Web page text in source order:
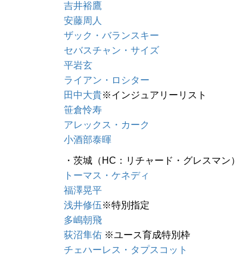
吉井裕鷹
安藤周人
ザック・バランスキー
セバスチャン・サイズ
平岩玄
ライアン・ロシター
田中大貴※インジュアリーリスト
笹倉怜寿
アレックス・カーク
小酒部泰暉
・茨城（HC：リチャード・グレスマン）
トーマス・ケネディ
福澤晃平
浅井修伍※特別指定
多嶋朝飛
荻沼隼佑 ※ユース育成特別枠
チェハーレス・タプスコット